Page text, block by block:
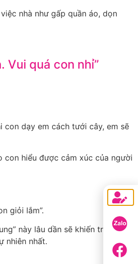
nhà như gấp quần áo, dọn
Vui quá con nhỉ”
dạy em cách tưới cây, em sẽ
con hiểu được cảm xúc của người
giỏi lắm”.
này lâu dần sẽ khiến trẻ phụ
nhiên nhất.